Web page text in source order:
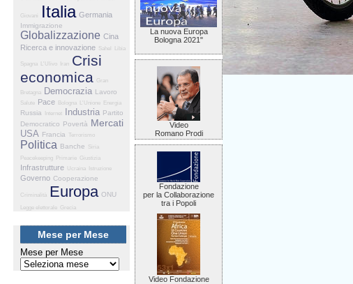
Giovani Italia Germania
Immigrazione
Globalizzazione Cina
Ricerca e innovazione Sahel Libia
Spagna L'Ulivo Iran Crisi
economica
Gran
Bretagna
Democrazia Lavoro
Salute Pace Bologna L'Unione Energia
Russia Internet Industria Partito
Democratico Povertà Mercati
USA Francia Terrorismo
Politica Banche
Siria
Peacekeeping
Primarie Giustizia
Infrastrutture Ucraina Istruzione
Governo Cooperazione
Criminalità Europa ONU
Legge elettorale Grecia
Mese per Mese
Mese per Mese
La nuova Europa
Bologna 2021"
Video
Romano Prodi
Fondazione
per la Collaborazione
tra i Popoli
Video Fondazione